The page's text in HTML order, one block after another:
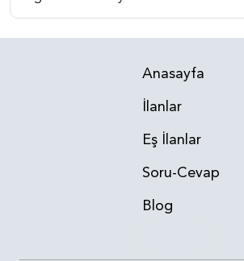
Anasayfa
İlanlar
Eş İlanlar
Soru-Cevap
Blog